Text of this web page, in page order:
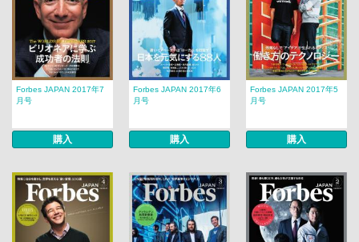
Forbes JAPAN 2017年7
月号
購入
Forbes JAPAN 2017年6
月号
購入
Forbes JAPAN 2017年5
月号
購入